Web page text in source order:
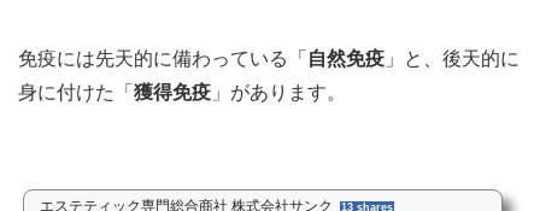
免疫には先天的に備わっている「 自然免疫 」と、後天的に
身に付けた「 獲得免疫 」があります。
エステティック専門総合商社 株式会社サンク 13 shares